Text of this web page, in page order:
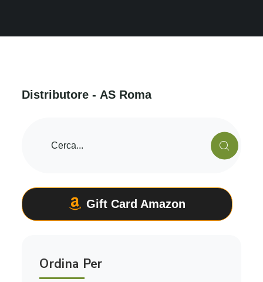
Distri butore - AS Roma
Gift Card Amazon
Ordina Per